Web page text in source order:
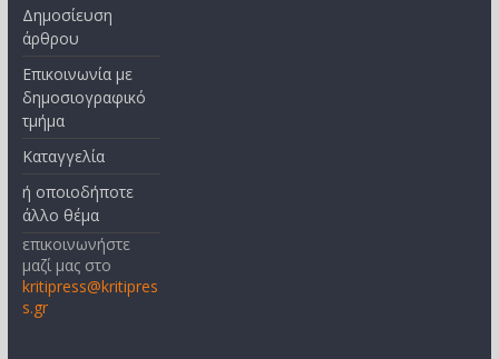
Δημοσίευση
άρθρου
Επικοινωνία με
δημοσιογραφικό
τμήμα
Καταγγελία
ή οποιοδήποτε
άλλο θέμα
επικοινωνήστε
μαζί μας στο
kritipress@kritipres
s.gr